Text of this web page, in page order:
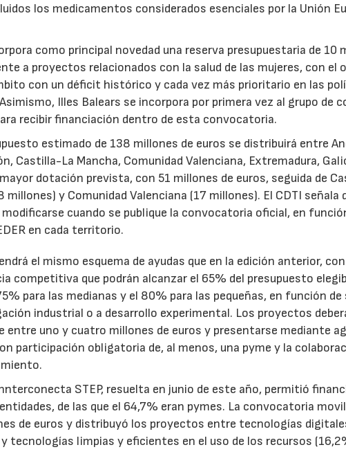
los medicamentos considerados esenciales por la Unión
como principal novedad una reserva presupuestaria de 10
a proyectos relacionados con la salud de las mujeres, con el
con un déficit histórico y cada vez más prioritario en las
Illes Balears se incorpora por primera vez al grupo de
recibir financiación dentro de esta convocatoria.
estimado de 138 millones de euros se distribuirá entre
Castilla-La Mancha, Comunidad Valenciana, Extremadura,
dotación prevista, con 51 millones de euros, seguida de
millones) y Comunidad Valenciana (17 millones). El CDTI
cuando se publique la convocatoria oficial, en
en cada territorio.
el mismo esquema de ayudas que en la edición anterior,
competitiva que podrán alcanzar el 65% del presupuesto
para las medianas y el 80% para las pequeñas, en función
industrial o a desarrollo experimental. Los proyectos
entre uno y cuatro millones de euros y presentarse mediante
participación obligatoria de, al menos, una pyme y la
STEP, resuelta en junio de este año, permitió
de las que el 64,7% eran pymes. La convocatoria
de euros y distribuyó los proyectos entre tecnologías
tecnologías limpias y eficientes en el uso de los recursos